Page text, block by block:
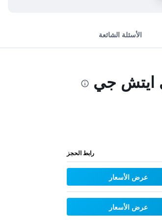
الأسئلة الشائعة
ايتش جي
رابط الحجز
عرض الأسعار
عرض الأسعار